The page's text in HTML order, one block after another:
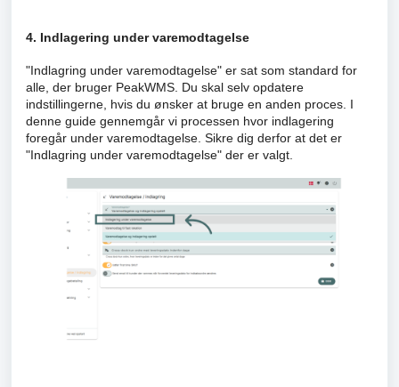
4. Indlagering under varemodtagelse
"Indlagring under varemodtagelse" er sat som standard for
alle, der bruger PeakWMS. Du skal selv opdatere
indstillingerne, hvis du ønsker at bruge en anden proces. I
denne guide gennemgår vi processen hvor indlagering
foregår under varemodtagelse. Sikre dig derfor at det er
"Indlagring under varemodtagelse" der er valgt.